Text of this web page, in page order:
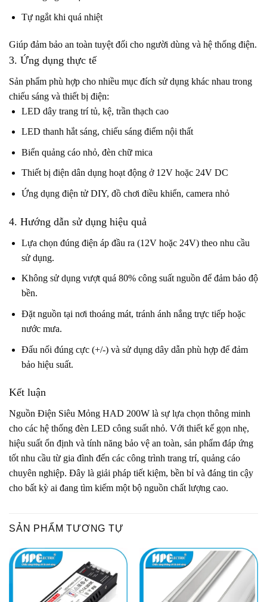
Tự ngắt khi quá nhiệt
Giúp đảm bảo an toàn tuyệt đối cho người dùng và hệ thống điện.
3. Ứng dụng thực tế
Sản phẩm phù hợp cho nhiều mục đích sử dụng khác nhau trong
chiếu sáng và thiết bị điện:
LED dây trang trí tủ, kệ, trần thạch cao
LED thanh hắt sáng, chiếu sáng điểm nội thất
Biển quảng cáo nhỏ, đèn chữ mica
Thiết bị điện dân dụng hoạt động ở 12V hoặc 24V DC
Ứng dụng điện tử DIY, đồ chơi điều khiển, camera nhỏ
4. Hướng dẫn sử dụng hiệu quả
Lựa chọn đúng điện áp đầu ra (12V hoặc 24V) theo nhu cầu
sử dụng.
Không sử dụng vượt quá 80% công suất nguồn để đảm bảo độ
bền.
Đặt nguồn tại nơi thoáng mát, tránh ánh nắng trực tiếp hoặc
nước mưa.
Đấu nối đúng cực (+/-) và sử dụng dây dẫn phù hợp để đảm
bảo hiệu suất.
Kết luận
Nguồn Điện Siêu Mỏng HAD 200W là sự lựa chọn thông minh
cho các hệ thống đèn LED công suất nhỏ. Với thiết kế gọn nhẹ,
hiệu suất ổn định và tính năng bảo vệ an toàn, sản phẩm đáp ứng
tốt nhu cầu từ gia đình đến các công trình trang trí, quảng cáo
chuyên nghiệp. Đây là giải pháp tiết kiệm, bền bỉ và đáng tin cậy
cho bất kỳ ai đang tìm kiếm một bộ nguồn chất lượng cao.
SẢN PHẨM TƯƠNG TỰ